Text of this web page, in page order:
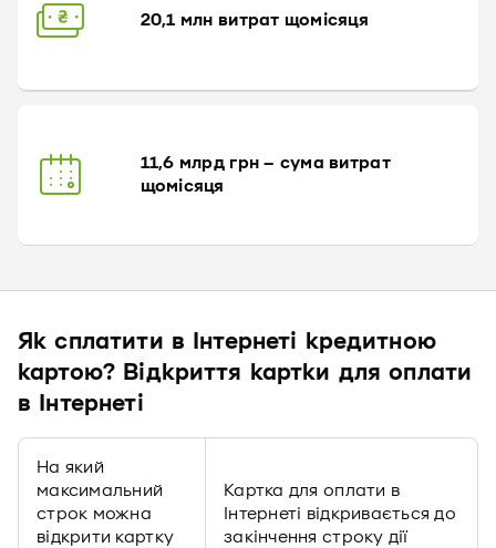
20,1 млн витрат щомісяця
11,6 млрд грн – сума витрат
щомісяця
Як сплатити в Iнтернетi кредитною
картою? Відкриття картки для оплати
в Інтернеті
На який
максимальний
строк можна
відкрити картку
Картка для оплати в
Інтернеті відкривається до
закінчення строку дії